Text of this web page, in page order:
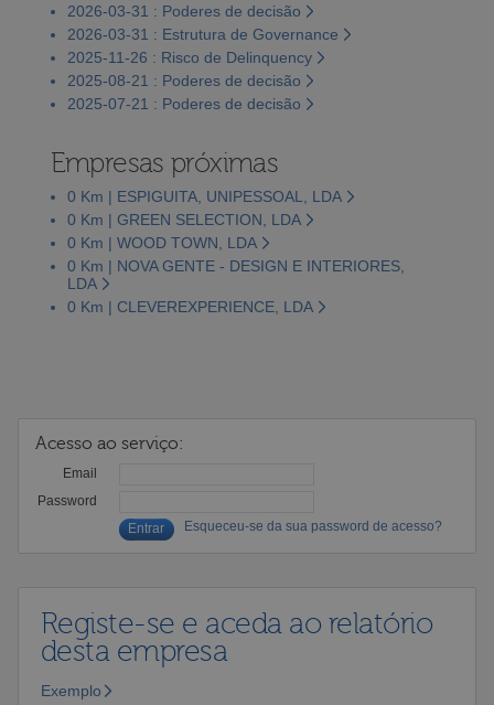
2026-03-31 : Poderes de decisão
2026-03-31 : Estrutura de Governance
2025-11-26 : Risco de Delinquency
2025-08-21 : Poderes de decisão
2025-07-21 : Poderes de decisão
Empresas próximas
0 Km | ESPIGUITA, UNIPESSOAL, LDA
0 Km | GREEN SELECTION, LDA
0 Km | WOOD TOWN, LDA
0 Km | NOVA GENTE - DESIGN E INTERIORES,
LDA
0 Km | CLEVEREXPERIENCE, LDA
Acesso ao serviço:
Email
Password
Esqueceu-se da sua password de acesso?
Registe-se e aceda ao relatório
desta empresa
Exemplo